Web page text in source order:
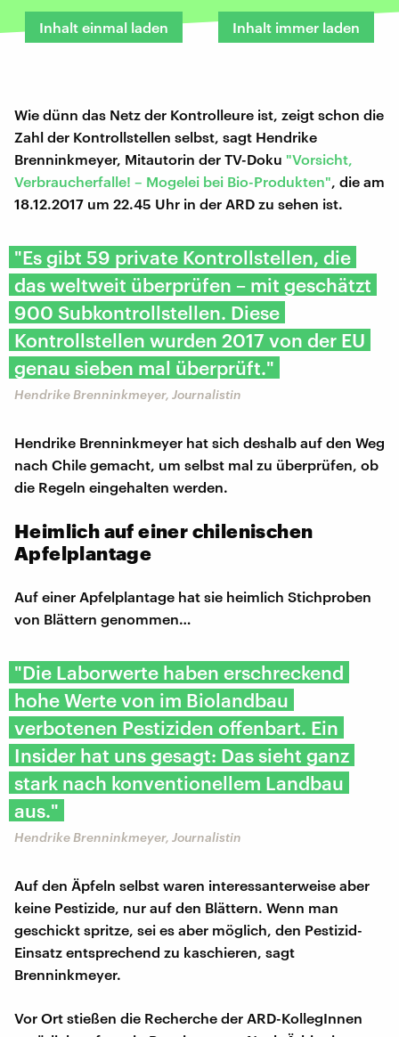
Inhalt einmal laden Inhalt immer laden
Wie dünn das Netz der Kontrolleure ist, zeigt schon die
Zahl der Kontrollstellen selbst, sagt Hendrike
Brenninkmeyer, Mitautorin der TV-Doku "Vorsicht,
Verbraucherfalle! – Mogelei bei Bio-Produkten" , die am
18.12.2017 um 22.45 Uhr in der ARD zu sehen ist.
"Es gibt 59 private Kontrollstellen, die
das weltweit überprüfen – mit geschätzt
900 Subkontrollstellen. Diese
Kontrollstellen wurden 2017 von der EU
genau sieben mal überprüft."
Hendrike Brenninkmeyer, Journalistin
Hendrike Brenninkmeyer hat sich deshalb auf den Weg
nach Chile gemacht, um selbst mal zu überprüfen, ob
die Regeln eingehalten werden.
Heimlich auf einer chilenischen
Apfelplantage
Auf einer Apfelplantage hat sie heimlich Stichproben
von Blättern genommen…
"Die Laborwerte haben erschreckend
hohe Werte von im Biolandbau
verbotenen Pestiziden offenbart. Ein
Insider hat uns gesagt: Das sieht ganz
stark nach konventionellem Landbau
aus."
Hendrike Brenninkmeyer, Journalistin
Auf den Äpfeln selbst waren interessanterweise aber
keine Pestizide, nur auf den Blättern. Wenn man
geschickt spritze, sei es aber möglich, den Pestizid-
Einsatz entsprechend zu kaschieren, sagt
Brenninkmeyer.
Vor Ort stießen die Recherche der ARD-KollegInnen